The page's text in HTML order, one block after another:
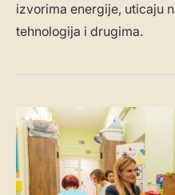
izvorima energije, uticaju
tehnologija i drugima.
VESTI